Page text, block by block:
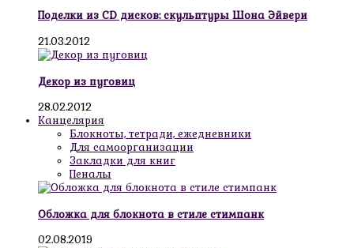
Поделки из CD дисков: скульптуры Шона Эйвери
21.03.2012
Декор из пуговиц
28.02.2012
Канцелярия
Блокноты, тетради, ежедневники
Для самоорганизации
Закладки для книг
Пеналы
Обложка для блокнота в стиле стимпанк
02.08.2019